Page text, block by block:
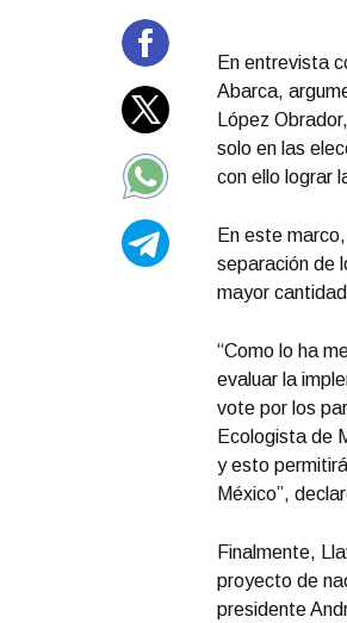
En entrevista
Abarca,
López
solo en las
con ello lograr
En este
separación de
mayor
“Como lo ha
evaluar la
vote por los
Ecologista de
y esto
México”,
Finalmente,
proyecto de
presidente